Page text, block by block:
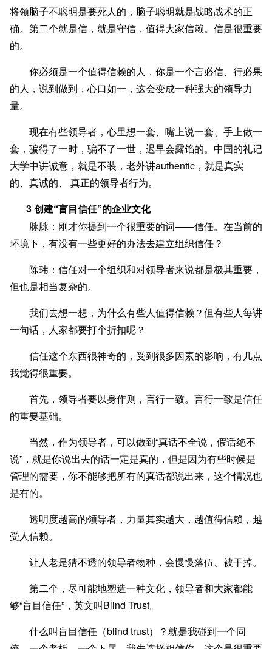
将领脑子不聪明是要死人的，脑子聪明就是战略战术的正
确。第二个就是信，就是守信，值得大家信赖。信是很重要
的。
你必须是一个值得信赖的人，你是一个言必信、行必果
的人，说到做到，心口如一，这会变成一种强大的领导力
量。
现在有些领导者，心里想一套、嘴上说一套、手上做一
套，骗得了一时，骗不了一世，迟早会露馅的。中国的礼记
大学中讲诚意，就是不装，老外讲authentic，就是真实
的、真诚的、 真正的领导者行为。
3 创建“盲目信任”的企业文化
脉脉：刚才你提到一个很重要的词——信任。在当前的
环境下，有没有一些更好的办法去建立组织信任？
陈玮：信任对一个组织和对领导者来说都是极其重要，
但也是相当复杂的。
我们去想一想，为什么有些人值得信赖？但有些人每讲
一句话，人家都要打个折扣呢？
信任这个东西很神奇的，受到很多因素的影响，有几点
我觉得很重要。
首先，领导者要以身作则，言行一致。言行一致是信任
的重要基础。
当然，作为领导者，可以做到“真话不全说，假话绝不
说”，就是你说出去的话一定是真的，但是因为有些时候是
管理的需要，你不能够把所有的真话都说出来，这个情况也
是有的。
透明度越高的领导者，力量其实越大，越值得信赖，越
受人信赖。
让人老是猜不透的领导者物种，会慢慢落伍、被干掉。
第二个，尽可能地塑造一种文化，领导者和大家都能
够“盲目信任”，英文叫Blind Trust。
什么叫盲目信任（blind trust）？就是我碰到一个同